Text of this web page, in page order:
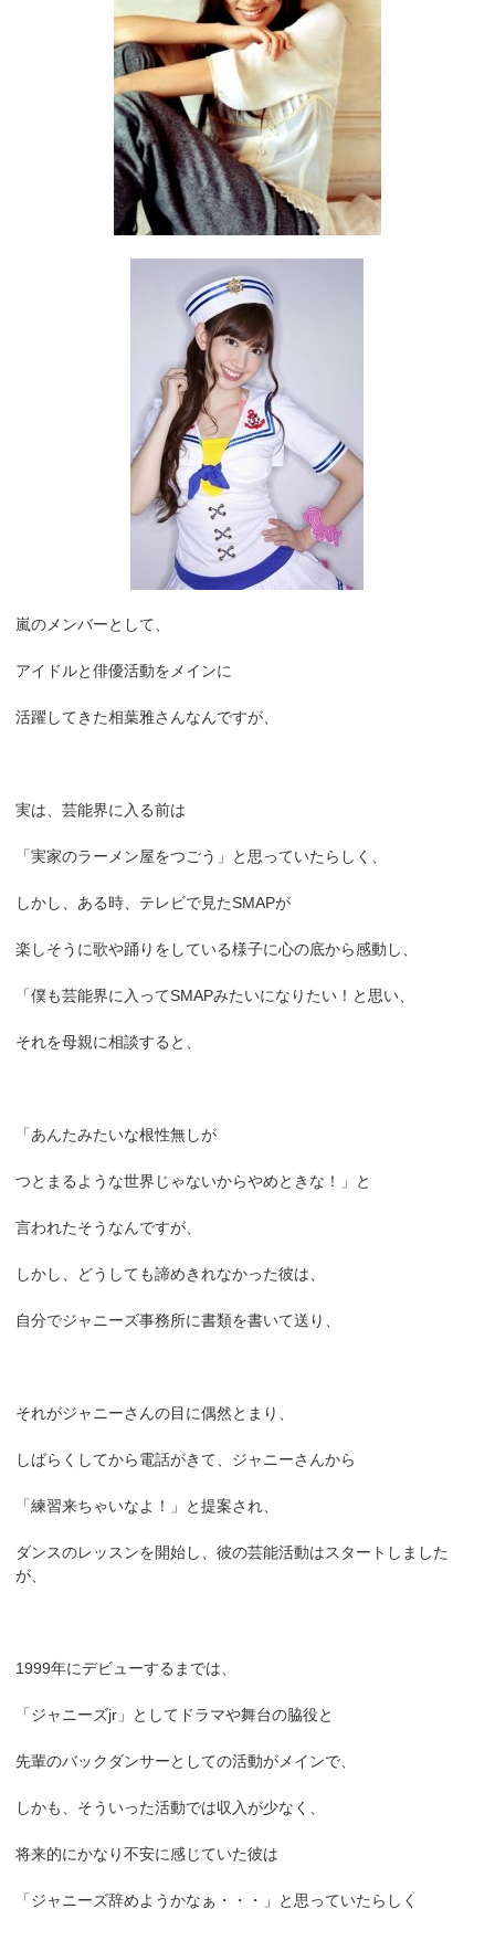
嵐のメンバーとして、
アイドルと俳優活動をメインに
活躍してきた相葉雅さんなんですが、
実は、芸能界に入る前は
「実家のラーメン屋をつごう」と思っていたらしく、
しかし、ある時、テレビで見たSMAPが
楽しそうに歌や踊りをしている様子に心の底から感動し、
「僕も芸能界に入ってSMAPみたいになりたい！と思い、
それを母親に相談すると、
「あんたみたいな根性無しが
つとまるような世界じゃないからやめときな！」と
言われたそうなんですが、
しかし、どうしても諦めきれなかった彼は、
自分でジャニーズ事務所に書類を書いて送り、
それがジャニーさんの目に偶然とまり、
しばらくしてから電話がきて、ジャニーさんから
「練習来ちゃいなよ！」と提案され、
ダンスのレッスンを開始し、彼の芸能活動はスタートしました
が、
1999年にデビューするまでは、
「ジャニーズjr」としてドラマや舞台の脇役と
先輩のバックダンサーとしての活動がメインで、
しかも、そういった活動では収入が少なく、
将来的にかなり不安に感じていた彼は
「ジャニーズ辞めようかなぁ・・・」と思っていたらしく